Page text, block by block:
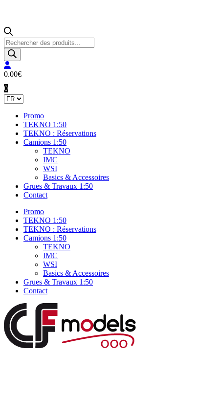
Recherche
de
produits
0.00€
0
Promo
TEKNO 1:50
TEKNO : Réservations
Camions 1:50
TEKNO
IMC
WSI
Basics & Accessoires
Grues & Travaux 1:50
Contact
Promo
TEKNO 1:50
TEKNO : Réservations
Camions 1:50
TEKNO
IMC
WSI
Basics & Accessoires
Grues & Travaux 1:50
Contact